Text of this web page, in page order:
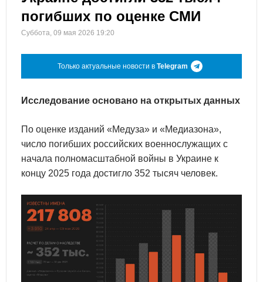
погибших по оценке СМИ
Суббота, 09 мая 2026 19:20
Только актуальные новости в Telegram
Исследование основано на открытых данных
По оценке изданий «Медуза» и «Медиазона»,
число погибших российских военнослужащих с
начала полномасштабной войны в Украине к
концу 2025 года достигло 352 тысяч человек.